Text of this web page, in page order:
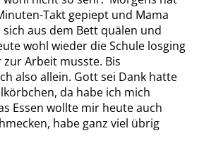
Takt gepiept und Mama
aus dem Bett quälen und
wohl wieder die Schule losging
Arbeit musste. Bis
also allein. Gott sei Dank hatte
da habe ich mich
Essen wollte mir heute auch
habe ganz viel übrig